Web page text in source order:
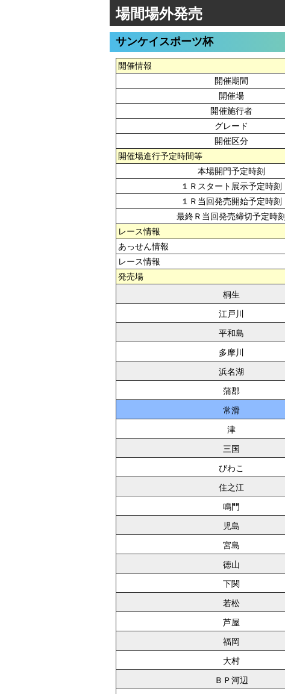
場間場外発売
サンケイスポーツ杯
開催情報
開催期間
開催場
開催施行者
グレード
開催区分
開催場進行予定時間等
本場開門予定時刻
１Ｒスタート展示予定時刻
１Ｒ当回発売開始予定時刻
最終Ｒ当回発売締切予定時刻
レース情報
あっせん情報
レース情報
発売場
桐生
江戸川
平和島
多摩川
浜名湖
蒲郡
常滑
津
三国
びわこ
住之江
鳴門
児島
宮島
徳山
下関
若松
芦屋
福岡
大村
ＢＰ河辺